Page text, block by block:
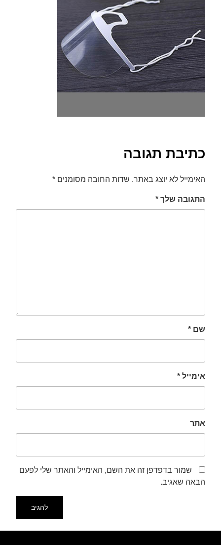
font_download סמן קישורים
לאפס
את
כל
האפשרויות
cached
כתיבת תגובה
האימייל לא יוצג באתר. שדות החובה מסומנים *
התגובה שלך *
שם *
אימייל *
אתר
שמור בדפדפן זה את השם, האימייל והאתר שלי לפעם
הבאה שאגיב.